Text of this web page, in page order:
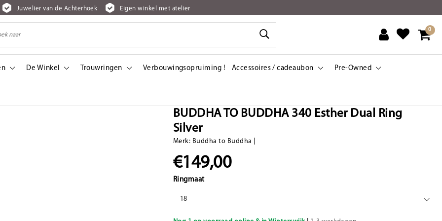
Juwelier van de Achterhoek Eigen winkel met atelier
0
De Winkel Trouwringen Verbouwingsopruiming ! Accessoires / cadeaubon Pre-Owned
BUDDHA TO BUDDHA 340 Esther Dual Ring
Silver
Merk: Buddha to Buddha
€149,00
Ringmaat
18